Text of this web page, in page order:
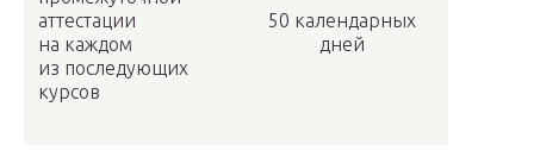
аттестации
на каждом
из последующих
курсов
50 календарных
дней